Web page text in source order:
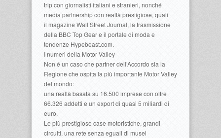
trip con giornalisti italiani e stranieri, nonché
media partnership con realtà prestigiose, quali
il magazine Wall Street Journal, la trasmissione
della BBC Top Gear e il portale di moda e
tendenze Hypebeast.com.
I numeri della Motor Valley
Non é un caso che partner dell’Accordo sia la
Regione che ospita la più importante Motor Valley
del mondo:
una realtà basata su 16.500 imprese con oltre
66.326 addetti e un export di quasi 5 miliardi di
euro.
Le più prestigiose case motoristiche, grandi
circuiti, una rete senza eguali di musei